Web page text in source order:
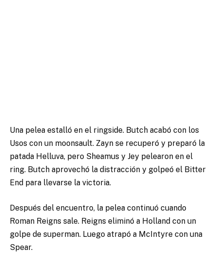
Una pelea estalló en el ringside. Butch acabó con los
Usos con un moonsault. Zayn se recuperó y preparó la
patada Helluva, pero Sheamus y Jey pelearon en el
ring. Butch aprovechó la distracción y golpeó el Bitter
End para llevarse la victoria.
Después del encuentro, la pelea continuó cuando
Roman Reigns sale. Reigns eliminó a Holland con un
golpe de superman. Luego atrapó a McIntyre con una
Spear.